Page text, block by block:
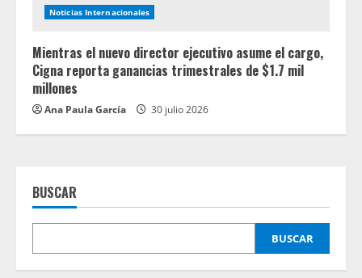
Noticias Internacionales
Mientras el nuevo director ejecutivo asume el cargo,
Cigna reporta ganancias trimestrales de $1.7 mil
millones
Ana Paula García 30 julio 2026
BUSCAR
BUSCAR